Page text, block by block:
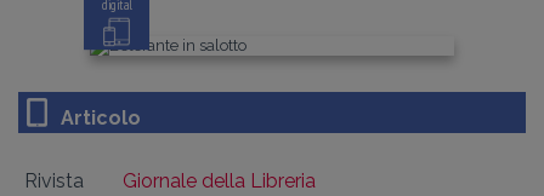
digital
Articolo
Rivista
Giornale della Libreria